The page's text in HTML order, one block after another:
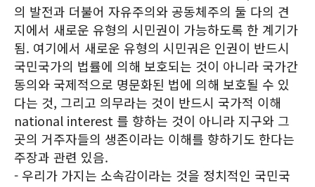
의 발전과 더불어 자유주의와 공동체주의 둘 다의 견
지에서 새로운 유형의 시민권이 가능하도록 한 계기가
됨. 여기에서 새로운 유형의 시민궈은 인권이 반드시
국민국가의 법률에 의해 보호되는 것이 아니라 국가간
동의와 국제적으로 명문화된 법에 의해 보호될 수 있
다는 것, 그리고 의무라는 것이 반드시 국가적 이해
national interest 를 향하는 것이 아니라 지구와 그
곳의 거주자들의 생존이라는 이해를 향하기도 한다는
주장과 관련 있음.
- 우리가 가지는 소속감이라는 것을 정치적인 국민국